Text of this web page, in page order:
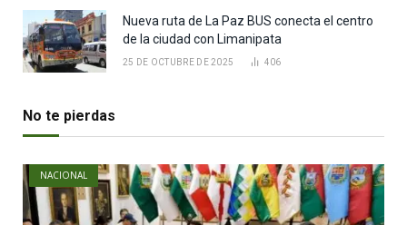
Nueva ruta de La Paz BUS conecta el centro
de la ciudad con Limanipata
25 DE OCTUBRE DE 2025 406
No te pierdas
NACIONAL